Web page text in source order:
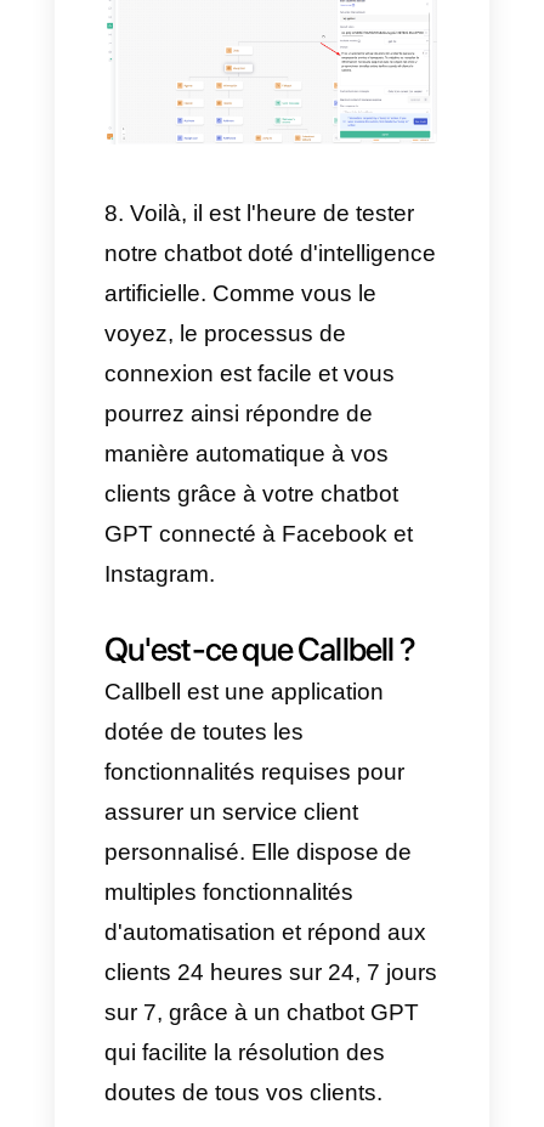
Par la suite, dans notre
chatbot, localisez l'endroit dans
le flux où vous souhaitez que
répondre aux clients.
Où que vous mettiez
l'intelligence artificielle, créez
une logique de type OpenAI.
Ajoutez une invite à cette
logique, définissez le mode